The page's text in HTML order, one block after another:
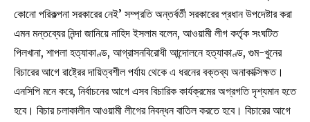
কোনো পরিকল্পনা সরকারের নেই’ সম্প্রতি অন্তর্বর্তী সরকারের প্রধান উপদেষ্টার করা
এমন মন্তব্যের নিন্দা জানিয়ে নাহিদ ইসলাম বলেন, আওয়ামী লীগ কর্তৃক সংঘটিত
পিলখানা, শাপলা হত্যাকাণ্ড, আগ্রাসনবিরোধী আন্দোলনে হত্যাকাণ্ড, গুম-খুনের
বিচারের আগে রাষ্ট্রের দায়িত্বশীল পর্যায় থেকে এ ধরনের বক্তব্য অনাকাক্সিক্ষত।
এনসিপি মনে করে, নির্বাচনের আগে এসব বিচারিক কার্যক্রমের অগ্রগতি দৃশ্যমান হতে
হবে। বিচার চলাকালীন আওয়ামী লীগের নিবন্ধন বাতিল করতে হবে। বিচারের আগে